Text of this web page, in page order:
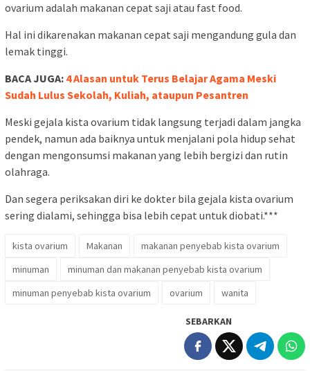
ovarium adalah makanan cepat saji atau fast food.
Hal ini dikarenakan makanan cepat saji mengandung gula dan
lemak tinggi.
BACA JUGA: 4 Alasan untuk Terus Belajar Agama Meski
Sudah Lulus Sekolah, Kuliah, ataupun Pesantren
Meski gejala kista ovarium tidak langsung terjadi dalam jangka
pendek, namun ada baiknya untuk menjalani pola hidup sehat
dengan mengonsumsi makanan yang lebih bergizi dan rutin
olahraga.
Dan segera periksakan diri ke dokter bila gejala kista ovarium
sering dialami, sehingga bisa lebih cepat untuk diobati.***
kista ovarium Makanan
makanan penyebab kista ovarium
minuman
minuman dan makanan penyebab kista ovarium
minuman penyebab kista ovarium
ovarium wanita
SEBARKAN